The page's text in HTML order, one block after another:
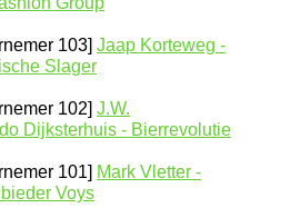
103] Jaap Korteweg -
Slager
102] J.W.
Dijksterhuis - Bierrevolutie
101] Mark Vletter -
Voys